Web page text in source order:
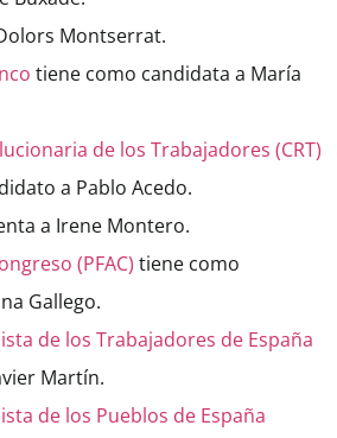
Montserrat.
tiene como candidata a María
de los Trabajadores (CRT)
a Pablo Acedo.
a Irene Montero.
(PFAC) tiene como
Gallego.
de los Trabajadores de España
Martín.
de los Pueblos de España